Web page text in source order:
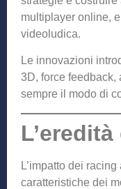
multiplayer online,
videoludica.
Le innovazioni
3D, force feedback,
sempre il modo di
L’impatto dei
caratteristiche dei